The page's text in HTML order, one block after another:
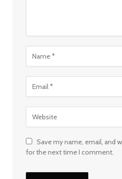
Save my name, email, and
for the next time I comment.